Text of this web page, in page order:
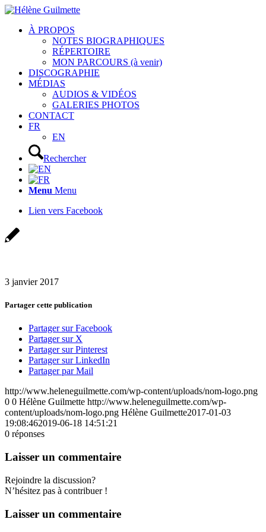
À PROPOS
NOTES BIOGRAPHIQUES
RÉPERTOIRE
MON PARCOURS (à venir)
DISCOGRAPHIE
MÉDIAS
AUDIOS & VIDÉOS
GALERIES PHOTOS
CONTACT
FR
EN
Rechercher
Menu Menu
Lien vers Facebook
3 janvier 2017
Partager cette publication
Partager sur Facebook
Partager sur X
Partager sur Pinterest
Partager sur LinkedIn
Partager par Mail
http://www.heleneguilmette.com/wp-content/uploads/nom-logo.png
0 0 Hélène Guilmette http://www.heleneguilmette.com/wp-
content/uploads/nom-logo.png Hélène Guilmette2017-01-03
19:08:462019-06-18 14:51:21
0 réponses
Laisser un commentaire
Rejoindre la discussion?
N’hésitez pas à contribuer !
Laisser un commentaire